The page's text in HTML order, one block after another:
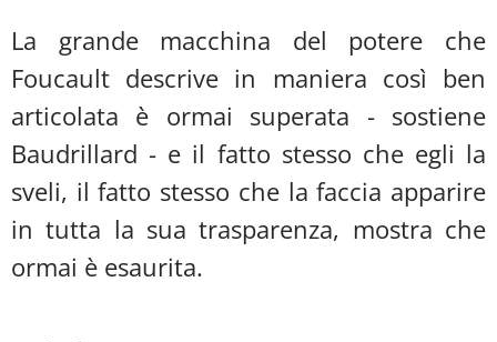
La grande macchina del potere che
Foucault descrive in maniera così ben
articolata è ormai superata - sostiene
Baudrillard - e il fatto stesso che egli la
sveli, il fatto stesso che la faccia apparire
in tutta la sua trasparenza, mostra che
ormai è esaurita.